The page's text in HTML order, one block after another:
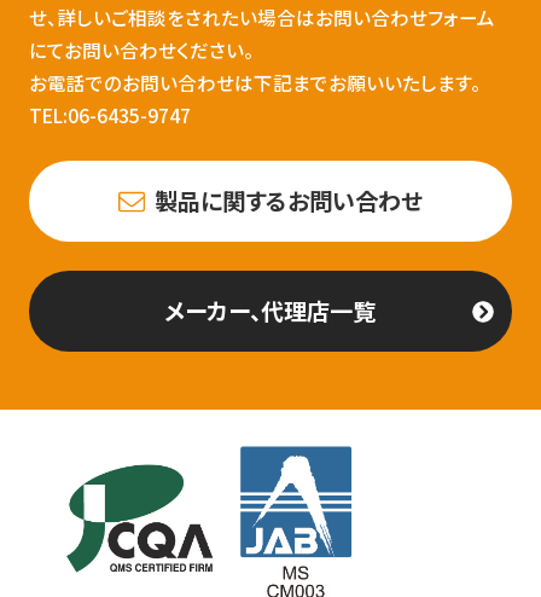
せ、詳しいご相談をされたい場合はお問い合わせフォーム
にてお問い合わせください。
お電話でのお問い合わせは下記までお願いいたします。
TEL:06-6435-9747
製品に関するお問い合わせ
メーカー、代理店一覧